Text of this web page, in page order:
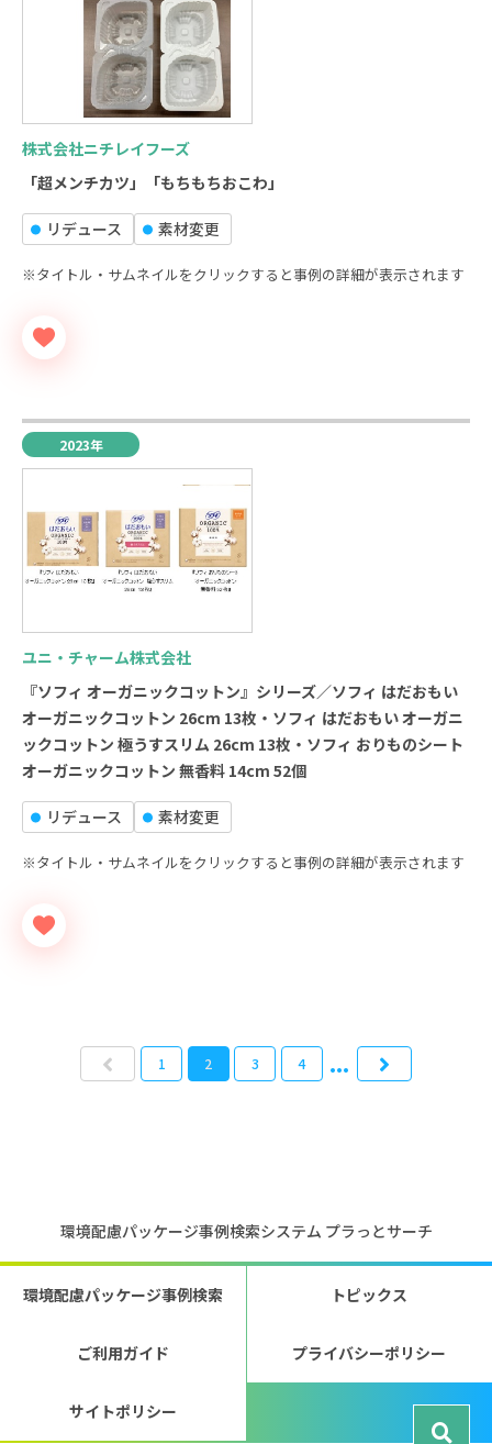
株式会社ニチレイフーズ
「超メンチカツ」「もちもちおこわ」
リデュース 素材変更
※タイトル・サムネイルをクリックすると事例の詳細が表示されます
2023年
ユニ・チャーム株式会社
『ソフィ オーガニックコットン』シリーズ／ソフィ はだおもい
オーガニックコットン 26cm 13枚・ソフィ はだおもい オーガニ
ックコットン 極うすスリム 26cm 13枚・ソフィ おりものシート
オーガニックコットン 無香料 14cm 52個
リデュース 素材変更
※タイトル・サムネイルをクリックすると事例の詳細が表示されます
戻る 1 2 3 4 ... 次へ
環境配慮パッケージ事例検索システム プラっとサーチ
環境配慮パッケージ事例検索 トピックス
ご利用ガイド プライバシーポリシー
サイトポリシー